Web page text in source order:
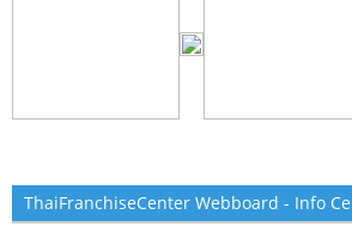
ThaiFranchiseCenter Webboard - Info